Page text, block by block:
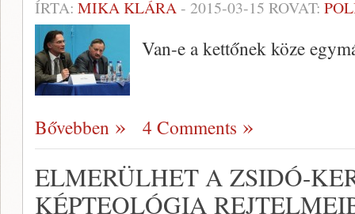
ÍRTA: MIKA KLÁRA- 2015-03-15 ROVAT:
Van-e a kettőnek köze
Bővebben 4 Comments
ELMERÜLHET A ZSIDÓ-
KÉPTEOLÓGIA